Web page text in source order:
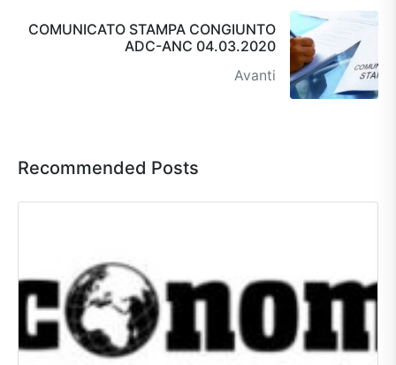
COMUNICATO STAMPA CONGIUNTO
ADC-ANC 04.03.2020
Avanti
Recommended Posts